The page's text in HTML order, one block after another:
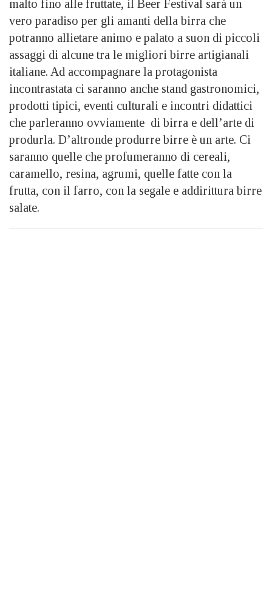
malto fino alle fruttate, il Beer Festival sarà un
vero paradiso per gli amanti della birra che
potranno allietare animo e palato a suon di piccoli
assaggi di alcune tra le migliori birre artigianali
italiane. Ad accompagnare la protagonista
incontrastata ci saranno anche stand gastronomici,
prodotti tipici, eventi culturali e incontri didattici
che parleranno ovviamente di birra e dell’arte di
produrla. D’altronde produrre birre è un arte. Ci
saranno quelle che profumeranno di cereali,
caramello, resina, agrumi, quelle fatte con la
frutta, con il farro, con la segale e addirittura birre
salate.